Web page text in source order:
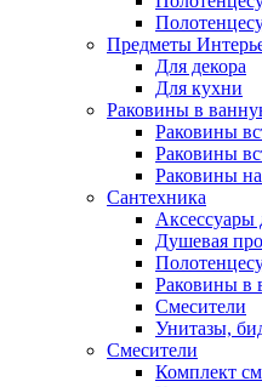
Предметы
Для декора
Для кухни
Раковины в
Раковины
Раковины
Раковины
Сантехника
Аксессуары
Душевая
Раковины в
Смесители
Унитазы,
Смесители
Комплект